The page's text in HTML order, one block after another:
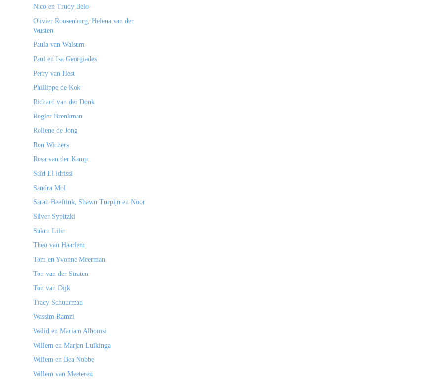
Nico en Trudy Belo
Olivier Roosenburg, Helena van der
Wusten
Paula van Walsum
Paul en Isa Georgiades
Perry van Hest
Phillippe de Kok
Richard van der Donk
Rogier Brenkman
Roliene de Jong
Ron Wichers
Rosa van der Kamp
Saïd El idrissi
Sandra Mol
Sarah Beeftink, Shawn Turpijn en Noor
Silver Sypitzki
Sukru Lilic
Theo van Haarlem
Tom en Yvonne Meerman
Ton van der Straten
Ton van Dijk
Tracy Schuurman
Wassim Ramzi
Walid en Mariam Alhomsi
Willem en Marjan Luikinga
Willem en Bea Nobbe
Willem van Meeteren